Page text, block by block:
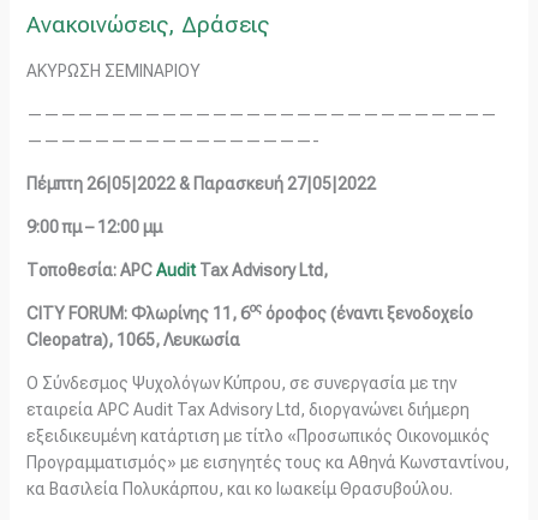
Ανακοινώσεις, Δράσεις
ΑΚΥΡΩΣΗ ΣΕΜΙΝΑΡΙΟΥ
————————————————————————————
—————————————————-
Πέμπτη 26|05|2022 & Παρασκευή 27|05|2022
9:00 πμ – 12:00 μμ
Τοποθεσία:APC Audit Tax Advisory Ltd,
CITY FORUM: Φλωρίνης 11, 6οςόροφος (έναντι ξενοδοχείο
Cleopatra), 1065, Λευκωσία
Ο Σύνδεσμος Ψυχολόγων Κύπρου, σε συνεργασία με την
εταιρεία APC Audit Tax Advisory Ltd, διοργανώνει διήμερη
εξειδικευμένη κατάρτιση με τίτλο «Προσωπικός Οικονομικός
Προγραμματισμός» με εισηγητές τους κα Αθηνά Κωνσταντίνου,
κα Βασιλεία Πολυκάρπου, και κο Ιωακείμ Θρασυβούλου.